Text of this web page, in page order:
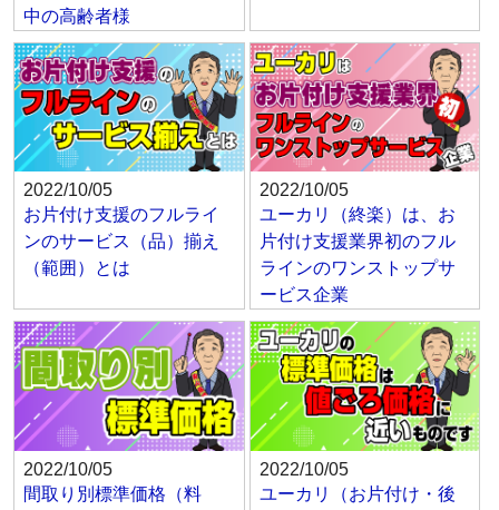
中の高齢者様
2022/10/05
お片付け支援のフルライ
ンのサービス（品）揃え
（範囲）とは
2022/10/05
ユーカリ（終楽）は、お
片付け支援業界初のフル
ラインのワンストップサ
ービス企業
2022/10/05
間取り別標準価格（料
2022/10/05
ユーカリ（お片付け・後